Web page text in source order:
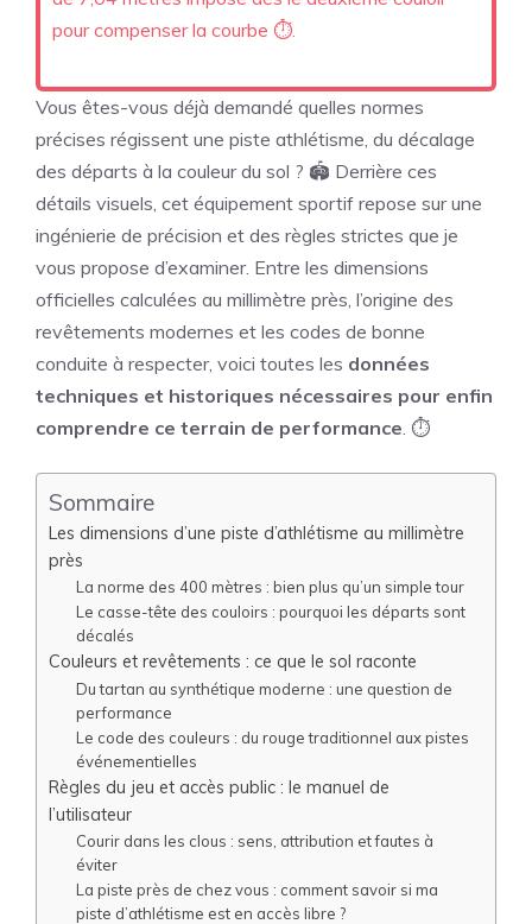
pour compenser la courbe ⏱️.
Vous êtes-vous déjà demandé quelles normes
précises régissent une piste athlétisme, du décalage
des départs à la couleur du sol ? 🏟️ Derrière ces
détails visuels, cet équipement sportif repose sur une
ingénierie de précision et des règles strictes que je
vous propose d’examiner. Entre les dimensions
officielles calculées au millimètre près, l’origine des
revêtements modernes et les codes de bonne
conduite à respecter, voici toutes les données
techniques et historiques nécessaires pour enfin
comprendre ce terrain de performance. ⏱️
Sommaire
Les dimensions d’une piste d’athlétisme au millimètre
près
La norme des 400 mètres : bien plus qu’un simple tour
Le casse-tête des couloirs : pourquoi les départs sont
décalés
Couleurs et revêtements : ce que le sol raconte
Du tartan au synthétique moderne : une question de
performance
Le code des couleurs : du rouge traditionnel aux pistes
événementielles
Règles du jeu et accès public : le manuel de
l’utilisateur
Courir dans les clous : sens, attribution et fautes à
éviter
La piste près de chez vous : comment savoir si ma
piste d’athlétisme est en accès libre ?